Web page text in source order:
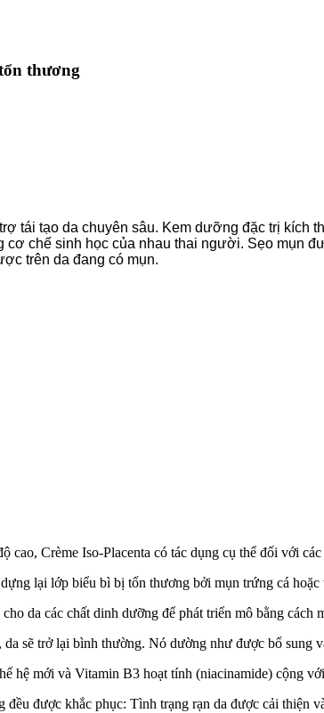
thương
tái tạo da chuyên sâu. Kem dưỡng đặc trị
chế sinh học của nhau thai người. Sẹo mụn
trên da đang có mụn.
cao, Crème Iso-Placenta có tác dụng cụ thể đối với
lại lớp biểu bì bị tổn thương bởi mụn trứng cá hoặc
da các chất dinh dưỡng để phát triển mô bằng cách
sẽ trở lại bình thường. Nó dường như được bổ sung
hệ mới và Vitamin B3 hoạt tính (niacinamide) cộng
đều được khắc phục: Tình trạng rạn da được cải thiện